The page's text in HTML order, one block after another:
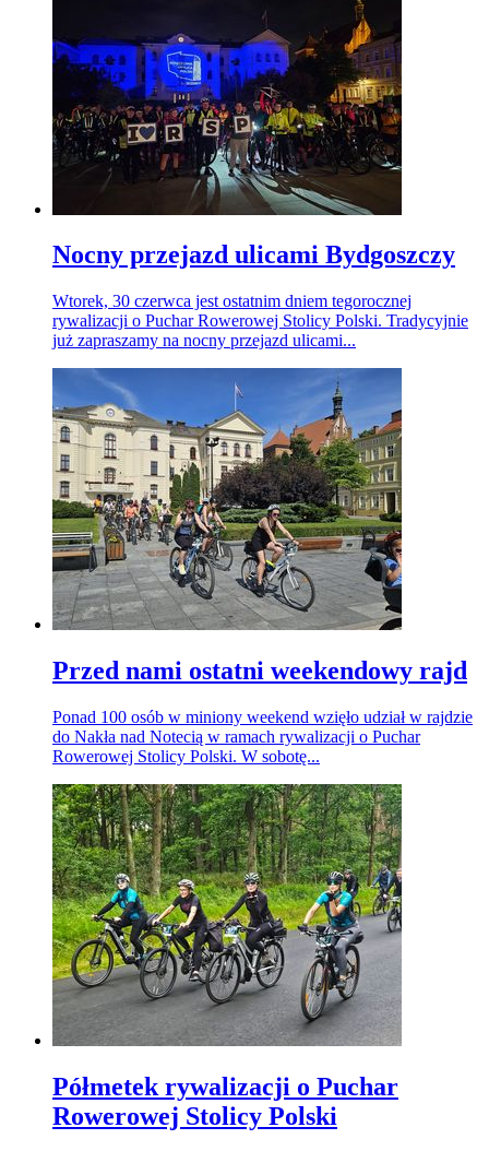
Nocny przejazd ulicami Bydgoszczy
Wtorek, 30 czerwca jest ostatnim dniem tegorocznej
rywalizacji o Puchar Rowerowej Stolicy Polski. Tradycyjnie
już zapraszamy na nocny przejazd ulicami...
Przed nami ostatni weekendowy rajd
Ponad 100 osób w miniony weekend wzięło udział w rajdzie
do Nakła nad Notecią w ramach rywalizacji o Puchar
Rowerowej Stolicy Polski. W sobotę...
Półmetek rywalizacji o Puchar
Rowerowej Stolicy Polski